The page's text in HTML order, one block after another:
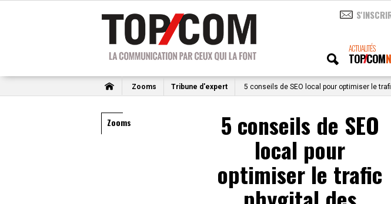
ACTUALITÉS
TOPCOM
Zooms Tribune d'expert 5 conseils de SEO local pour optimiser le
Zooms 5 conseils de SEO
local pour
optimiser le trafic